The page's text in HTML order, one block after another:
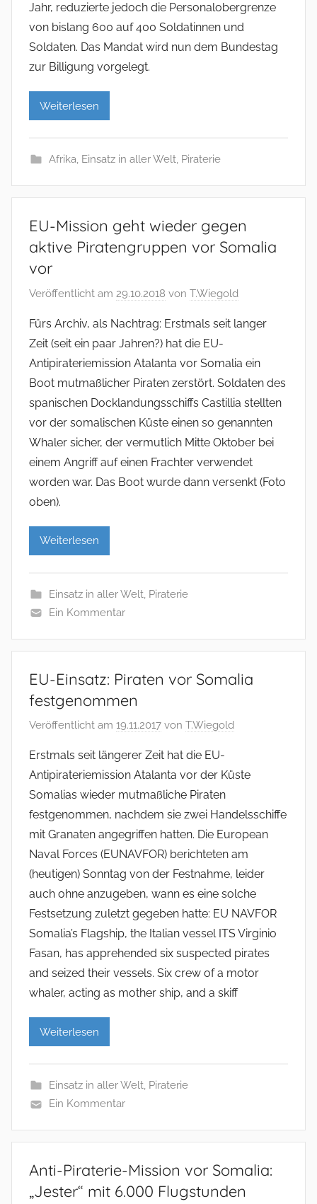
Jahr, reduzierte jedoch die Personalobergrenze
von bislang 600 auf 400 Soldatinnen und
Soldaten. Das Mandat wird nun dem Bundestag
zur Billigung vorgelegt.
Weiterlesen
Afrika, Einsatz in aller Welt, Piraterie
EU-Mission geht wieder gegen
aktive Piratengruppen vor Somalia
vor
Veröffentlicht am 29.10.2018 von T.Wiegold
Fürs Archiv, als Nachtrag: Erstmals seit langer
Zeit (seit ein paar Jahren?) hat die EU-
Antipirateriemission Atalanta vor Somalia ein
Boot mutmaßlicher Piraten zerstört. Soldaten des
spanischen Docklandungsschiffs Castillia stellten
vor der somalischen Küste einen so genannten
Whaler sicher, der vermutlich Mitte Oktober bei
einem Angriff auf einen Frachter verwendet
worden war. Das Boot wurde dann versenkt (Foto
oben).
Weiterlesen
Einsatz in aller Welt, Piraterie
Ein Kommentar
EU-Einsatz: Piraten vor Somalia
festgenommen
Veröffentlicht am 19.11.2017 von T.Wiegold
Erstmals seit längerer Zeit hat die EU-
Antipirateriemission Atalanta vor der Küste
Somalias wieder mutmaßliche Piraten
festgenommen, nachdem sie zwei Handelsschiffe
mit Granaten angegriffen hatten. Die European
Naval Forces (EUNAVFOR) berichteten am
(heutigen) Sonntag von der Festnahme, leider
auch ohne anzugeben, wann es eine solche
Festsetzung zuletzt gegeben hatte: EU NAVFOR
Somalia’s Flagship, the Italian vessel ITS Virginio
Fasan, has apprehended six suspected pirates
and seized their vessels. Six crew of a motor
whaler, acting as mother ship, and a skiff
Weiterlesen
Einsatz in aller Welt, Piraterie
Ein Kommentar
Anti-Piraterie-Mission vor Somalia:
„Jester“ mit 6.000 Flugstunden